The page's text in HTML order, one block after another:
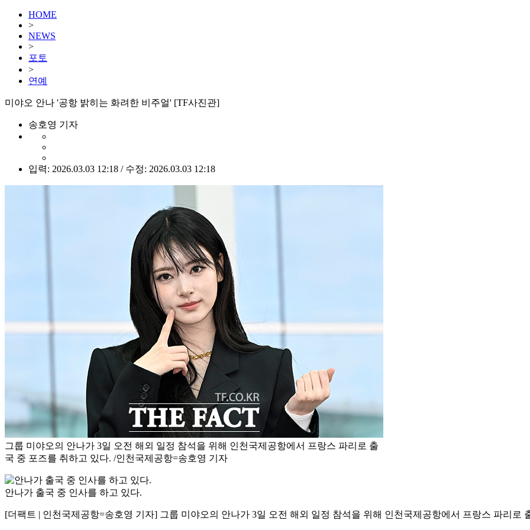
HOME
>
NEWS
>
포토
>
연예
미야오 안나 '공항 밝히는 화려한 비주얼' [TF사진관]
송호영 기자
입력: 2026.03.03 12:18 / 수정: 2026.03.03 12:18
그룹 미야오의 안나가 3일 오전 해외 일정 참석을 위해 인천국제공항에서 프랑스 파리로 출
국 중 포즈를 취하고 있다. /인천국제공항=송호영 기자
안나가 출국 중 인사를 하고 있다.
[더팩트 | 인천국제공항=송호영 기자] 그룹 미야오의 안나가 3일 오전 해외 일정 참석을 위해 인천국제공항에서 프랑스 파리로